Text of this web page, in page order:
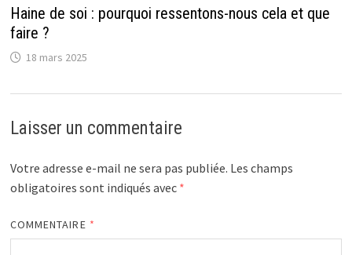
Haine de soi : pourquoi ressentons-nous cela et que
faire ?
18 mars 2025
Laisser un commentaire
Votre adresse e-mail ne sera pas publiée. Les champs
obligatoires sont indiqués avec *
COMMENTAIRE *